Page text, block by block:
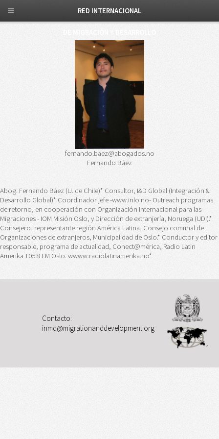
fernando.baez@abogados.no
Fernando Báez
Abog. Fernando Báez (U. de Chile)* Consultor, I&D Global (Integración &
Desarrollo Global)* Coordinador jefe -www.inlo.no- Outreach programas
de retorno, en cooperación con Organización Internacional para las
Migraciones - IOM Misión Oslo, y Dirección de extranjería, Noruega (UDI).*
Consejero, representante región América Latina, Consejo comunal de
Organizaciones de extranjeros, Municipalidad de Oslo.* Conductor y editor
responsable, programa de actualidad, Conect@mérica, Radio Latin
Amerika 105.8 FM Oslo. wwww.radiolatinamerika.no*
Contacto:
inmd@migrationanddevelopment.org
RED INTERNACIONAL